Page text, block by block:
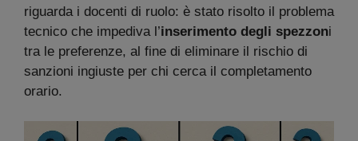
riguarda i docenti di ruolo: è stato risolto il problema
tecnico che impediva l’inserimento degli spezzoni
tra le preferenze, al fine di eliminare il rischio di
sanzioni ingiuste per chi cerca il completamento
orario.